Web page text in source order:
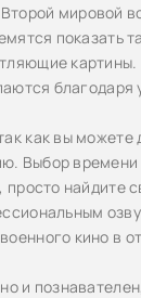
мировой
показать
благодаря
как вы можете
Выбор
кино в
и